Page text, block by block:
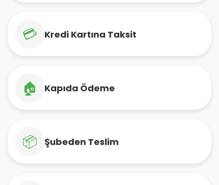
💳 Kredi Kartına Taksit
🏠 Kapıda Ödeme
📦 Şubeden Teslim